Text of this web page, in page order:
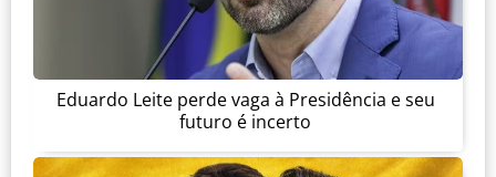
Eduardo Leite perde vaga à Presidência e seu
futuro é incerto